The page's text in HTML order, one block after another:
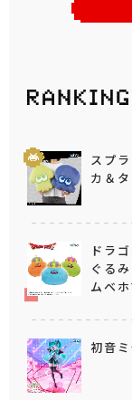
スプ
カ＆タ
ドラ
ぐる
ムベ
初音